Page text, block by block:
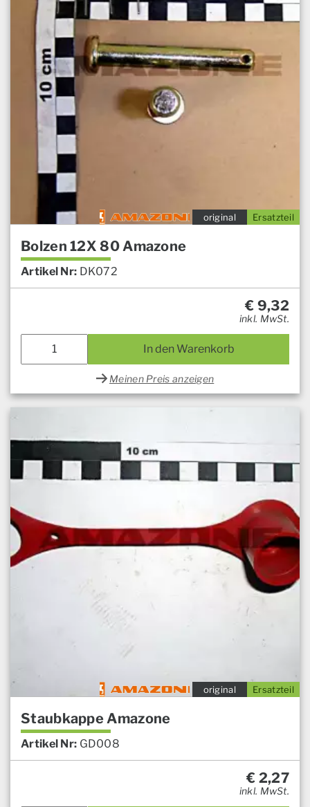
Ersatzteil
original
Bolzen 12X 80 Amazone
Artikel Nr: DK072
€ 9,32
inkl. MwSt.
In den Warenkorb
Meinen Preis anzeigen
Ersatzteil
original
Staubkappe Amazone
Artikel Nr: GD008
€ 2,27
inkl. MwSt.